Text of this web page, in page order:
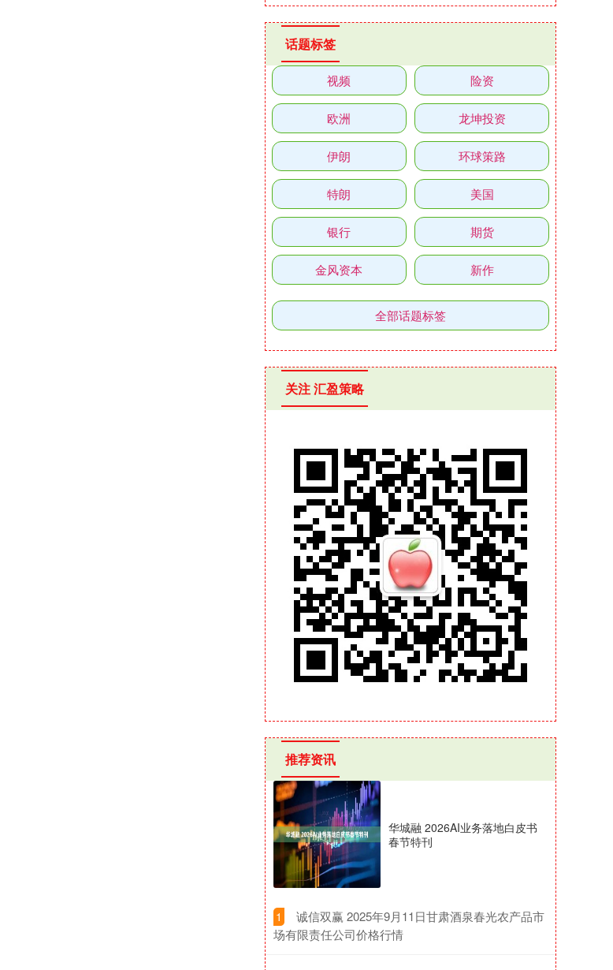
话题标签
视频 险资
欧洲 龙坤投资
伊朗 环球策路
特朗 美国
银行 期货
金风资本 新作
全部话题标签
关注 汇盈策略
推荐资讯
华城融 2026AI业务落地白皮书
春节特刊
1
​诚信双赢 2025年9月11日甘肃酒泉春光农产品市
场有限责任公司价格行情